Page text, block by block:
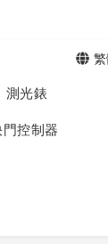
測光錶
門控制器